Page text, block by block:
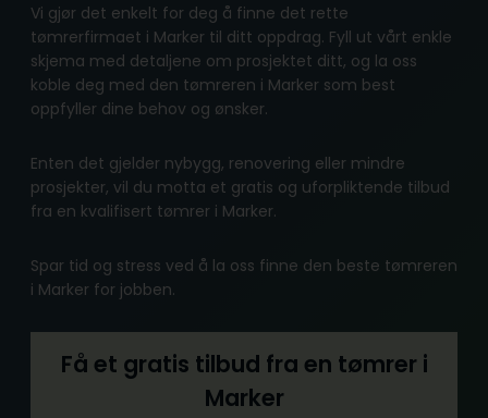
Vi gjør det enkelt for deg å finne det rette
tømrerfirmaet i Marker til ditt oppdrag. Fyll ut vårt enkle
skjema med detaljene om prosjektet ditt, og la oss
koble deg med den tømreren i Marker som best
oppfyller dine behov og ønsker.
Enten det gjelder nybygg, renovering eller mindre
prosjekter, vil du motta et gratis og uforpliktende tilbud
fra en kvalifisert tømrer i Marker.
Spar tid og stress ved å la oss finne den beste tømreren
i Marker for jobben.
Få et gratis tilbud fra en tømrer i
Marker